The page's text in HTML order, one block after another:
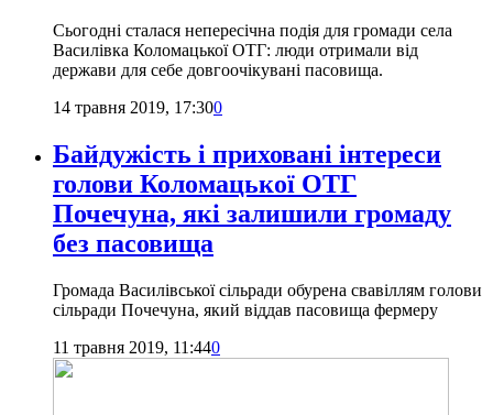
Сьогодні сталася непересічна подія для громади села
Василівка Коломацької ОТГ: люди отримали від
держави для себе довгоочікувані пасовища.
14 травня 2019, 17:300
Байдужість і приховані інтереси
голови Коломацької ОТГ
Почечуна, які залишили громаду
без пасовища
Громада Василівської сільради обурена свавіллям голови
сільради Почечуна, який віддав пасовища фермеру
11 травня 2019, 11:440